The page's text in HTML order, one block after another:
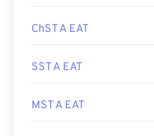
ChST A EAT
SST A EAT
MST A EAT